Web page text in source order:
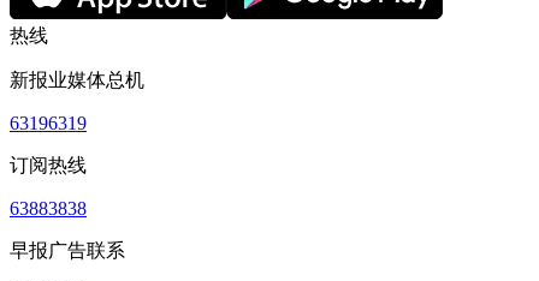
热线
新报业媒体总机
63196319
订阅热线
63883838
早报广告联系